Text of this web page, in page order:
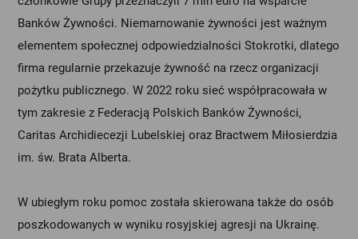
Banków Żywności. Niemarnowanie żywności jest ważnym
elementem społecznej odpowiedzialności Stokrotki, dlatego
firma regularnie przekazuje żywność na rzecz organizacji
pożytku publicznego. W 2022 roku sieć współpracowała w
tym zakresie z Federacją Polskich Banków Żywności,
Caritas Archidiecezji Lubelskiej oraz Bractwem Miłosierdzia
im. św. Brata Alberta.
W ubiegłym roku pomoc została skierowana także do osób
poszkodowanych w wyniku rosyjskiej agresji na Ukrainę.